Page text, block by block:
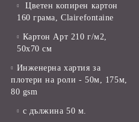
Цветен копирен картон
160 грама, Clairefontaine
Картон Арт 210 г/м2,
50х70 см
Инженерна хартия за
плотери на роли - 50м, 175м,
80 gsm
с дължина 50 м.